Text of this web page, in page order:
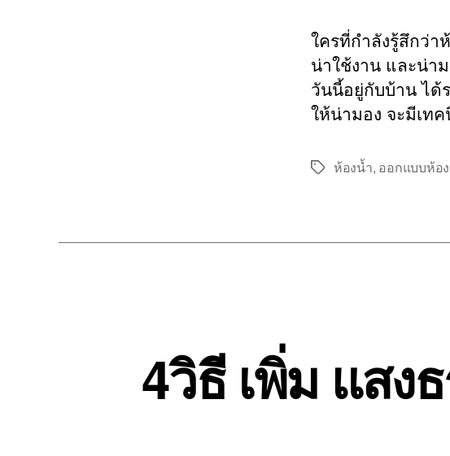
ใครที่กำลังรู้สึกว่า
น่าใช้งาน และน่า
วันนี้อยู่กับบ้าน ได้
ให้น่ามอง จะมีเท
Tagsห้องน้ำ, ออกแบบห้อ
4วิธี เพิ่ม แสง